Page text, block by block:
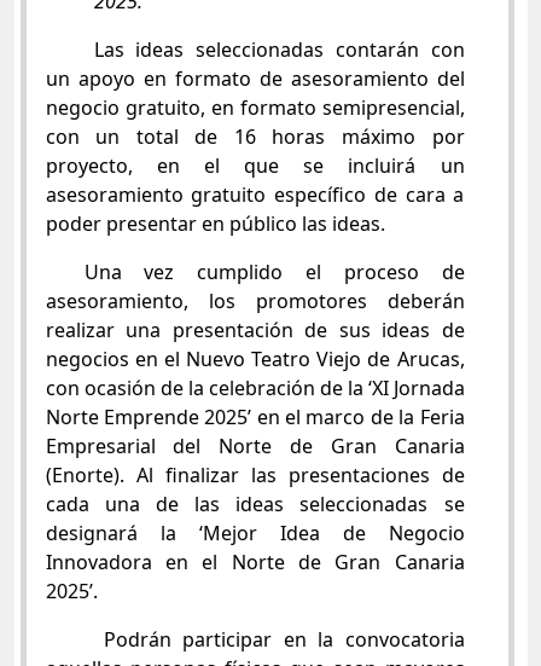
Las ideas seleccionadas contarán con
un apoyo en formato de asesoramiento del
negocio gratuito, en formato semipresencial,
con un total de 16 horas máximo por
proyecto, en el que se incluirá un
asesoramiento gratuito específico de cara a
poder presentar en público las ideas.
Una vez cumplido el proceso de
asesoramiento, los promotores deberán
realizar una presentación de sus ideas de
negocios en el Nuevo Teatro Viejo de Arucas,
con ocasión de la celebración de la ‘XI Jornada
Norte Emprende 2025’ en el marco de la Feria
Empresarial del Norte de Gran Canaria
(Enorte). Al finalizar las presentaciones de
cada una de las ideas seleccionadas se
designará la ‘Mejor Idea de Negocio
Innovadora en el Norte de Gran Canaria
2025’.
Podrán participar en la convocatoria